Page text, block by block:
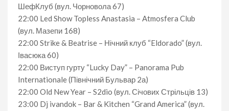
ШефКлуб (вул. Чорновола 67)
22:00 Led Show Topless Anastasia – Atmosfera Club
(вул. Мазепи 168)
22:00 Strike & Beatrise – Нічний клуб “Eldorado” (вул.
Івасюка 60)
22:00 Виступ гурту “Lucky Day” – Panorama Pub
Internationale (Північний Бульвар 2а)
22:00 Old New Year – S2dio (вул. Січових Стрільців 13)
23:00 Dj ivandok – Bar & Kitchen “Grand America” (вул.